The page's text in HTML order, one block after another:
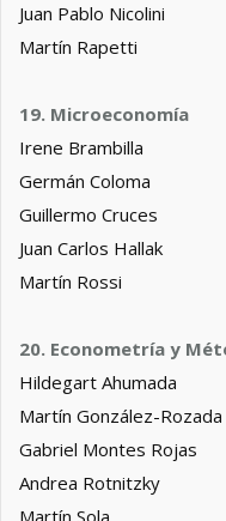
Juan Pablo Nicolini
Martín Rapetti
19. Microeconomía
Irene Brambilla
Germán Coloma
Guillermo Cruces
Juan Carlos Hallak
Martín Rossi
20. Econometría y
Hildegart Ahumada
Martín González-Rozada
Gabriel Montes Rojas
Andrea Rotnitzky
Martín Sola